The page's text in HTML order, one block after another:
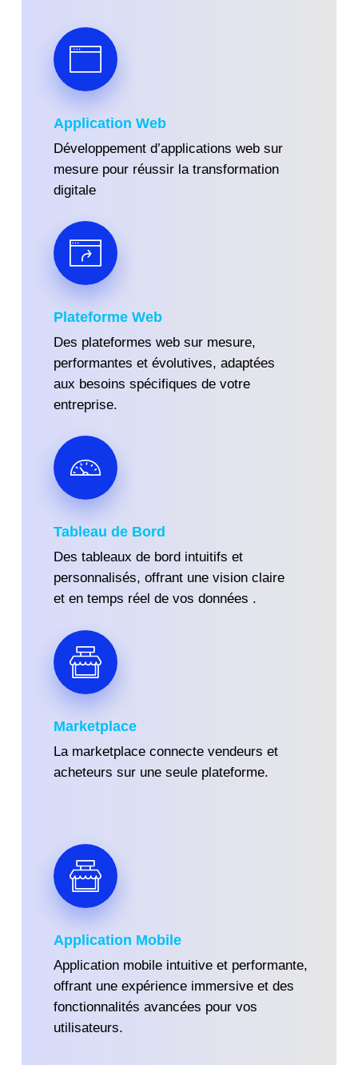
Application Web
Développement d’applications web sur
mesure pour réussir la transformation
digitale
Plateforme Web
Des plateformes web sur mesure,
performantes et évolutives, adaptées
aux besoins spécifiques de votre
entreprise.
Tableau de Bord
Des tableaux de bord intuitifs et
personnalisés, offrant une vision claire
et en temps réel de vos données .
Marketplace
La marketplace connecte vendeurs et
acheteurs sur une seule plateforme.
Application Mobile
Application mobile intuitive et performante,
offrant une expérience immersive et des
fonctionnalités avancées pour vos
utilisateurs.